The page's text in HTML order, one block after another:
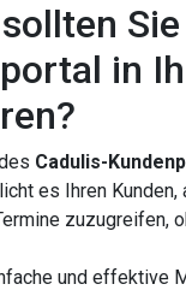
in
Cadulis-
es Ihren Kunden,
zuzugreifen,
und effektive